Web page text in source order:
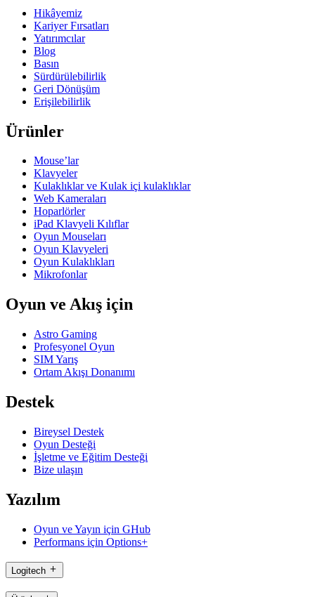
Hikâyemiz
Kariyer Fırsatları
Yatırımcılar
Blog
Basın
Sürdürülebilirlik
Geri Dönüşüm
Erişilebilirlik
Ürünler
Mouse’lar
Klavyeler
Kulaklıklar ve Kulak içi kulaklıklar
Web Kameraları
Hoparlörler
iPad Klavyeli Kılıflar
Oyun Mouseları
Oyun Klavyeleri
Oyun Kulaklıkları
Mikrofonlar
Oyun ve Akış için
Astro Gaming
Profesyonel Oyun
SIM Yarış
Ortam Akışı Donanımı
Destek
Bireysel Destek
Oyun Desteği
İşletme ve Eğitim Desteği
Bize ulaşın
Yazılım
Oyun ve Yayın için GHub
Performans için Options+
Logitech